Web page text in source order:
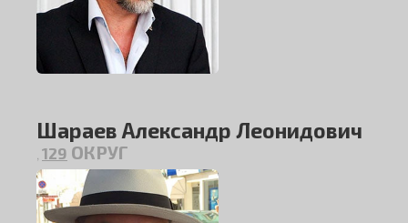
Шараев Александр Леонидович
129 ОКРУГ